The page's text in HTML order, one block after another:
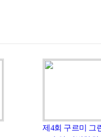
제4회 구르미 그